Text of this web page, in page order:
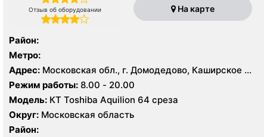
Отзыв об оборудовании На карте
Район:
Метро:
Адрес: Московская обл., г. Домодедово, Каширское ш.,
7
Режим работы: 8.00 - 20.00
Модель: КТ Toshiba Aquilion 64 среза
Округ: Московская область
Район: